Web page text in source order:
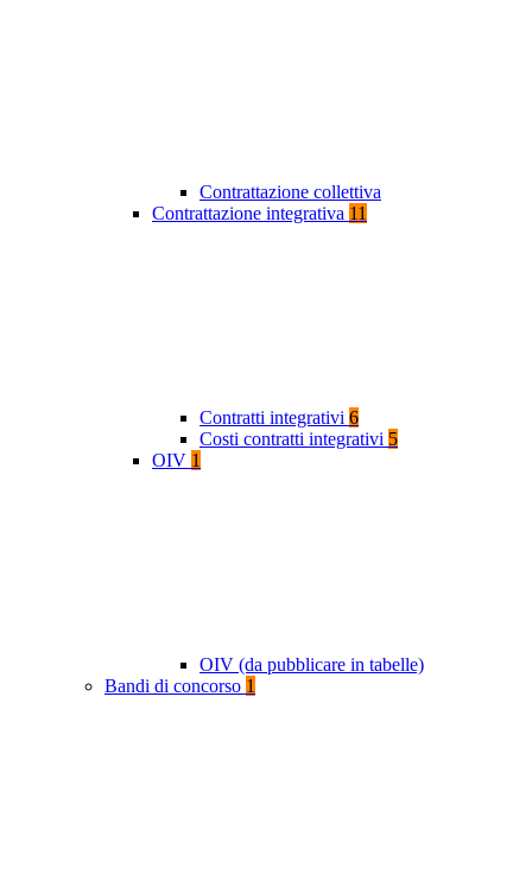
Contrattazione collettiva
Contrattazione integrativa 11
Contratti integrativi 6
Costi contratti integrativi 5
OIV 1
OIV (da pubblicare in tabelle)
Bandi di concorso 1